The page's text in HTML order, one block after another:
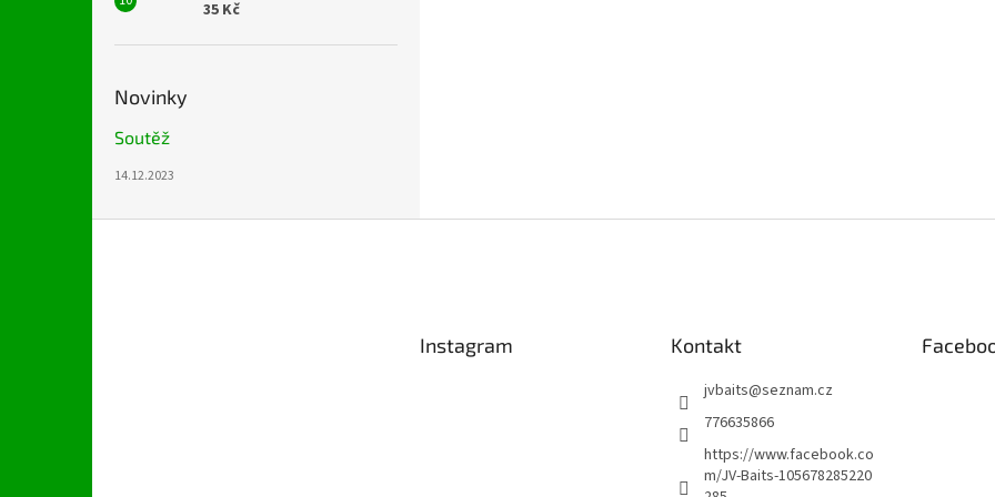
35 Kč
Novinky
Soutěž
14.12.2023
Instagram Kontakt
jvbaits@seznam.cz
776635866
https://www.facebook.co
m/JV-Baits-105678285220